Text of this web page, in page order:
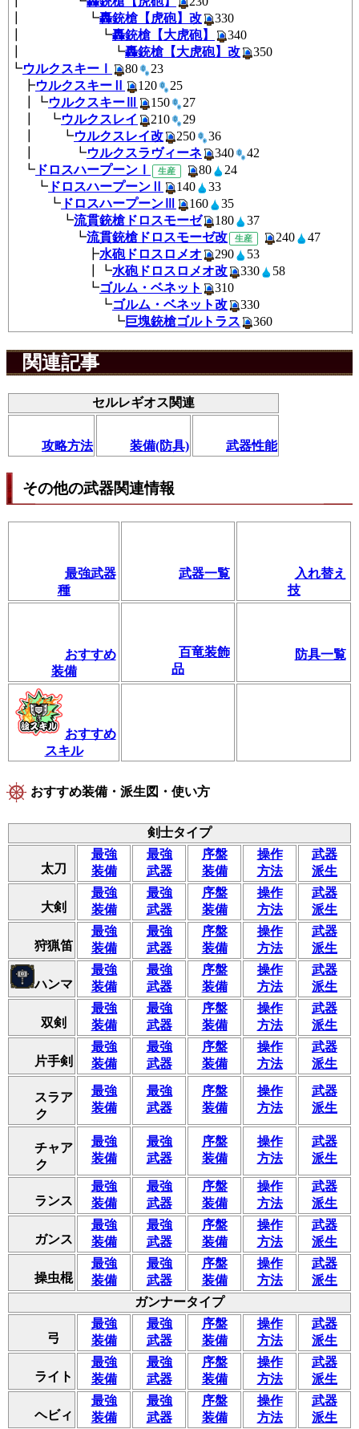
┃ ┗轟銃槍【虎砲】改
330
┃ ┗轟銃槍【大虎砲】
340
┃ ┗轟銃槍【大虎砲】改
350
┗ウルクスキーⅠ 80
23
┣ウルクスキーⅡ 120
25
┃┗ウルクスキーⅢ 150
27
┃ ┗ウルクスレイ 210
29
┃ ┗ウルクスレイ改 250
36
┃ ┗ウルクスラヴィーネ 340
┗ ドロスハープーンⅠ 生産 80
┗ ドロスハープーンⅡ 140
┗ ドロスハープーンⅢ 160
┗流貫銃槍ドロスモーゼ 180
┗流貫銃槍ドロスモーゼ改 生産 240
┣水砲ドロスロメオ 290
53
┃┗水砲ドロスロメオ改 330
┗ゴルム・ベネット
310
┗ゴルム・ベネット改
330
┗巨塊銃槍ゴルトラス 360
関連記事
セルレギオス関連
攻略方法 装備(防具) 武器性能
その他の武器関連情報
最強武器
種
武器一覧
入れ替え
技
おすすめ
装備
百竜装飾
品
防具一覧
おすすめ
スキル
おすすめ装備・派生図・使い方
剣士タイプ
太刀
最強
装備
最強
武器
序盤
装備
操作
方法
武器
派生
大剣
最強
装備
最強
武器
序盤
装備
操作
方法
武器
派生
狩猟笛
最強
装備
最強
武器
序盤
装備
操作
方法
武器
派生
ハンマ
最強
装備
最強
武器
序盤
装備
操作
方法
武器
派生
双剣
最強
装備
最強
武器
序盤
装備
操作
方法
武器
派生
片手剣
最強
装備
最強
武器
序盤
装備
操作
方法
武器
派生
スラア
ク
最強
装備
最強
武器
序盤
装備
操作
方法
武器
派生
チャア
ク
最強
装備
最強
武器
序盤
装備
操作
方法
武器
派生
ランス
最強
装備
最強
武器
序盤
装備
操作
方法
武器
派生
ガンス
最強
装備
最強
武器
序盤
装備
操作
方法
武器
派生
操虫棍
最強
装備
最強
武器
序盤
装備
操作
方法
武器
派生
ガンナータイプ
弓
最強
装備
最強
武器
序盤
装備
操作
方法
武器
派生
ライト
最強
装備
最強
武器
序盤
装備
操作
方法
武器
派生
ヘビィ
最強
装備
最強
武器
序盤
装備
操作
方法
武器
派生